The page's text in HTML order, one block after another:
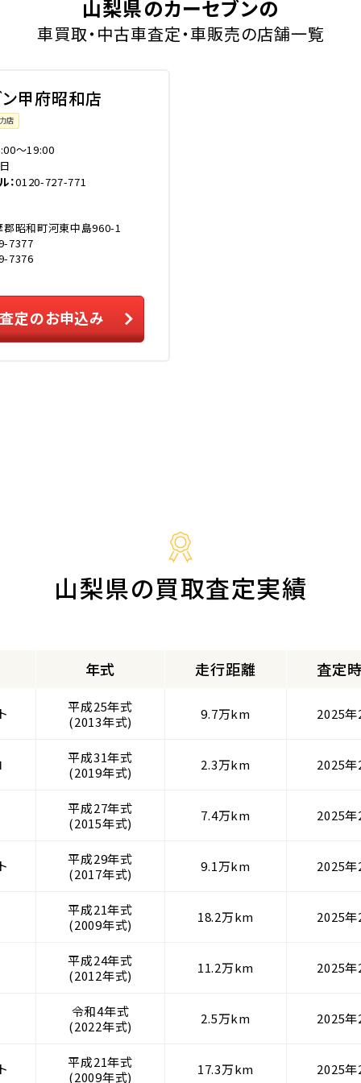
山梨県のカーセブンの
車買取・中古車査定・車販売の店舗一覧
甲府昭和店
店
～19:00
0120-727-771
昭和町河東中島960-1
7377
7376
定のお申込み
山梨県の買取査定実績
年式 走行距離 査定
平成25年式
(2013年式)
9.7万km 2025
平成31年式
(2019年式)
2.3万km 2025
平成27年式
(2015年式)
7.4万km 2025
平成29年式
(2017年式)
9.1万km 2025
平成21年式
(2009年式)
18.2万km 2025
平成24年式
(2012年式)
11.2万km 2025
令和4年式
(2022年式)
2.5万km 2025
平成21年式
(2009年式)
17.3万km 2025